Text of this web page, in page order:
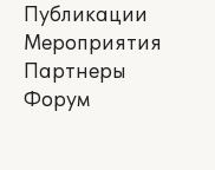
Публикации
Мероприятия
Партнеры
Форум